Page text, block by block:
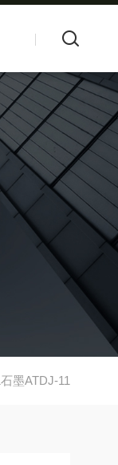
墨ATDJ-11